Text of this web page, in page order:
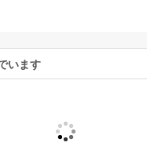
います